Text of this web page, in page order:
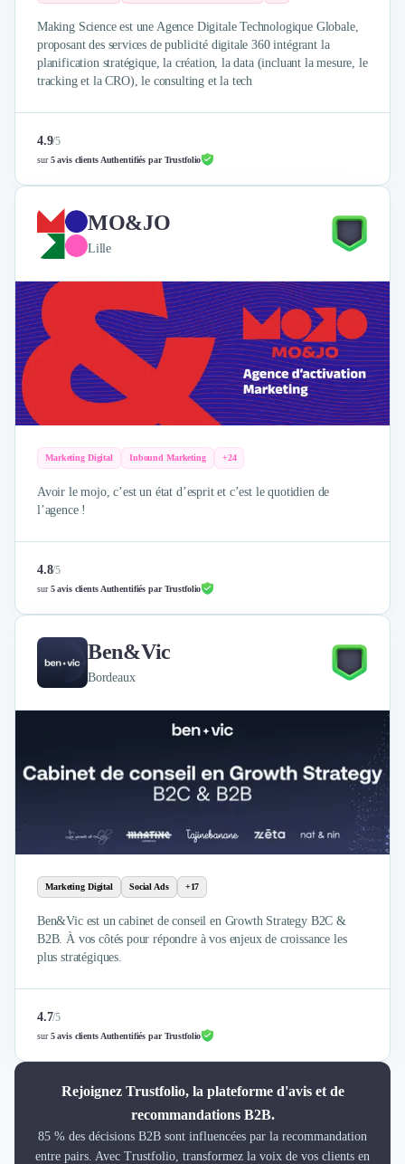
Making Science est une Agence Digitale Technologique Globale,
proposant des services de publicité digitale 360 intégrant la
planification stratégique, la création, la data (incluant la mesure, le
tracking et la CRO), le consulting et la tech
4.9/5
sur5 avis clients Authentifiés par Trustfolio
MO&JO
Lille
Marketing Digital Inbound Marketing +24
Avoir le mojo, c’est un état d’esprit et c’est le quotidien de
l’agence !
4.8/5
sur5 avis clients Authentifiés par Trustfolio
Ben&Vic
Bordeaux
Marketing Digital Social Ads +17
Ben&Vic est un cabinet de conseil en Growth Strategy B2C &
B2B. À vos côtés pour répondre à vos enjeux de croissance les
plus stratégiques.
4.7/5
sur5 avis clients Authentifiés par Trustfolio
Rejoignez Trustfolio, la plateforme d'avis et de
recommandations B2B.
85 % des décisions B2B sont influencées par la recommandation
entre pairs. Avec Trustfolio, transformez la voix de vos clients en